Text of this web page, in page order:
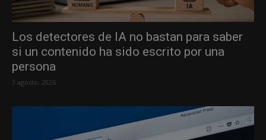
Los detectores de IA no bastan para saber
si un contenido ha sido escrito por una
persona
3 agosto, 2026